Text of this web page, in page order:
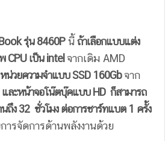
รุ่น 8460Pนี้ถ้าเลือกแบบแต่ง
CPU เป็น intel จากเดิม AMD
หน่วยความจำแบบ SSD 160Gbจาก
และหน้าจอโน๊ตบุ๊คแบบ HD ก็สามารถ
นถึง 32 ชั่วโมง ต่อการชาร์ทแบต 1 ครั้ง
ารจัดการด้านพลังงานด้วย